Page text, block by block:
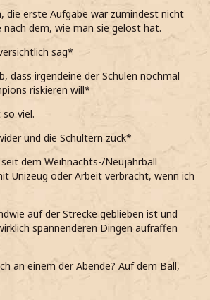
die erste Aufgabe war zumindest nicht
dem, wie man sie gelöst hat.
sag*
dass irgendeine der Schulen nochmal
riskieren will*
viel.
und die Schultern zuck*
dem Weihnachts-/Neujahrball
Unizeug oder Arbeit verbracht, wenn ich
auf der Strecke geblieben ist und
spannenderen Dingen aufraffen
an einem der Abende? Auf dem Ball,